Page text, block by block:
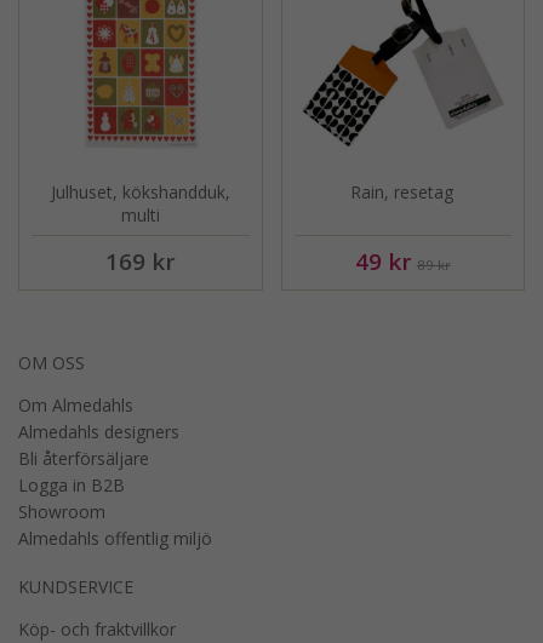
Julhuset, kökshandduk,
multi
169 kr
Rain, resetag
49 kr 89 kr
OM OSS
Om Almedahls
Almedahls designers
Bli återförsäljare
Logga in B2B
Showroom
Almedahls offentlig miljö
KUNDSERVICE
Köp- och fraktvillkor